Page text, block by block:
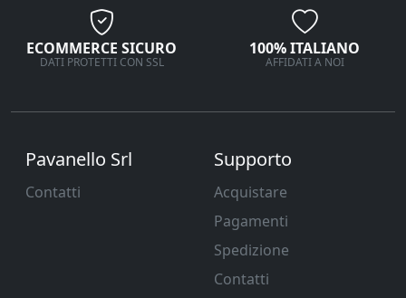
ECOMMERCE SICURO
DATI PROTETTI CON SSL
100% ITALIANO
AFFIDATI A NOI
Pavanello Srl
Contatti
Supporto
Acquistare
Pagamenti
Spedizione
Contatti